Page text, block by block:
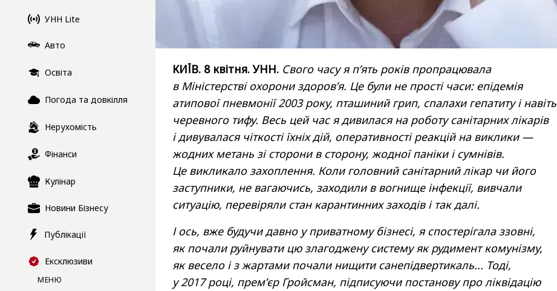
УНН Lite
Авто
Освіта
Погода та довкілля
Нерухомість
Фінанси
Кулінар
Новини Бізнесу
Публікації
Ексклюзиви
МЕНЮ
КИЇВ. 8 квітня. УНН. Свого часу я п’ять років пропрацювала
в Міністерстві охорони здоров’я. Це були не прості часи: епідемія
атипової пневмонії 2003 року, пташиний грип, спалахи гепатиту і навіть
черевного тифу. Весь цей час я дивилася на роботу санітарних лікарів
і дивувалася чіткості їхніх дій, оперативності реакцій на виклики —
жодних метань зі сторони в сторону, жодної паніки і сумнівів.
Це викликало захоплення. Коли головний санітарний лікар чи його
заступники, не вагаючись, заходили в вогнище інфекції, вивчали
ситуацію, перевіряли стан карантинних заходів і так далі.
І ось, вже будучи давно у приватному бізнесі, я спостерігала ззовні,
як почали руйнувати цю злагоджену систему як рудимент комунізму,
як весело і з жартами почали нищити санепідвертикаль... Тоді,
у 2017 році, прем’єр Гройсман, підписуючи постанову про ліквідацію